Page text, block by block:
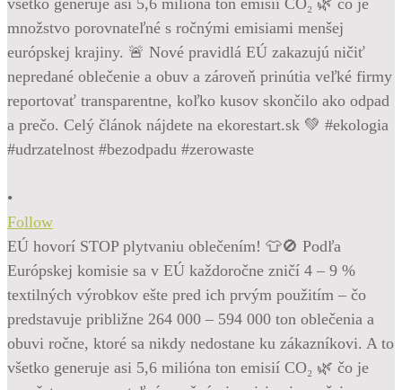
•
Follow
EÚ hovorí STOP plytvaniu oblečením! 👕🚫 Podľa
Európskej komisie sa v EÚ každoročne zničí 4 – 9 %
textilných výrobkov ešte pred ich prvým použitím – čo
predstavuje približne 264 000 – 594 000 ton oblečenia a
obuvi ročne, ktoré sa nikdy nedostane ku zákazníkovi. A to
všetko generuje asi 5,6 milióna ton emisií CO₂ 🌿 čo je